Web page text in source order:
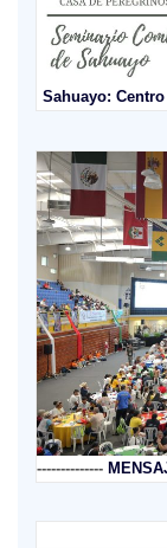
Sahuayo:
--------------